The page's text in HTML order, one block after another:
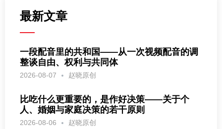
最新文章
一段配音里的共和国——从一次视频配音的调
整谈自由、权利与共同体
2026-08-07 赵晓原创
比吃什么更重要的，是作好决策——关于个
人、婚姻与家庭决策的若干原则
2026-08-06 赵晓原创